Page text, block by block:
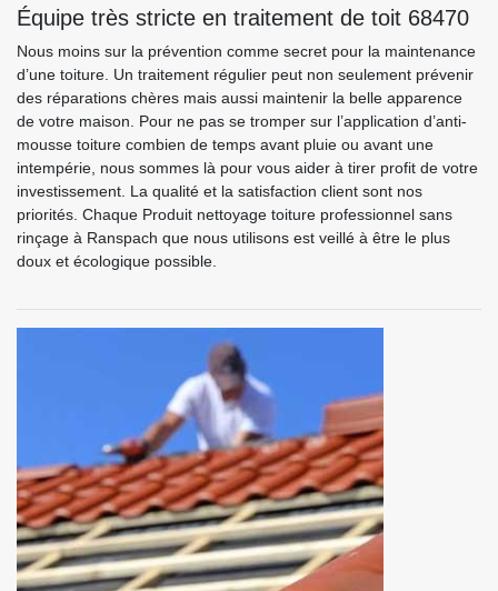
Équipe très stricte en traitement de toit 68470
Nous moins sur la prévention comme secret pour la maintenance
d’une toiture. Un traitement régulier peut non seulement prévenir
des réparations chères mais aussi maintenir la belle apparence
de votre maison. Pour ne pas se tromper sur l’application d’anti-
mousse toiture combien de temps avant pluie ou avant une
intempérie, nous sommes là pour vous aider à tirer profit de votre
investissement. La qualité et la satisfaction client sont nos
priorités. Chaque Produit nettoyage toiture professionnel sans
rinçage à Ranspach que nous utilisons est veillé à être le plus
doux et écologique possible.